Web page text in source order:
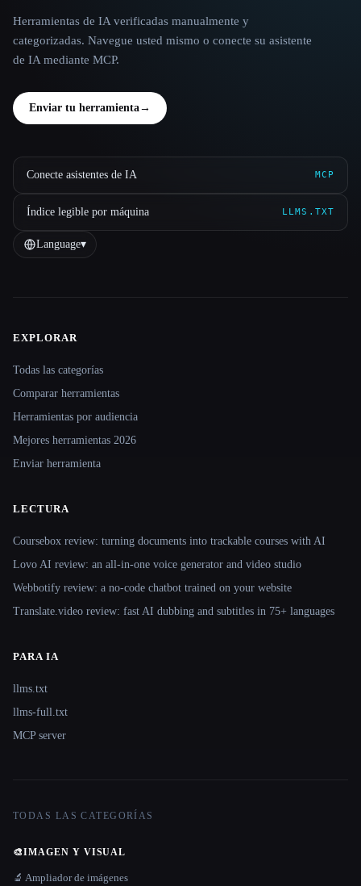
Herramientas de IA verificadas manualmente y
categorizadas. Navegue usted mismo o conecte su asistente
de IA mediante MCP.
Enviar tu herramienta→
Conecte asistentes de IA MCP
Índice legible por máquina LLMS.TXT
Language▾
Site navigation
EXPLORAR
Todas las categorías
Comparar herramientas
Herramientas por audiencia
Mejores herramientas 2026
Enviar herramienta
LECTURA
Coursebox review: turning documents into trackable courses with AI
Lovo AI review: an all-in-one voice generator and video studio
Webbotify review: a no-code chatbot trained on your website
Translate.video review: fast AI dubbing and subtitles in 75+ languages
PARA IA
llms.txt
llms-full.txt
MCP server
TODAS LAS CATEGORÍAS
🎨IMAGEN Y VISUAL
🔬 Ampliador de imágenes